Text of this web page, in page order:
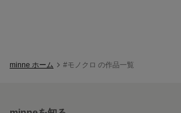
minne ホーム #モノクロ の作品一覧